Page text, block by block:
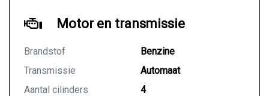
Motor en transmissie
Brandstof
Benzine
Transmissie
Automaat
Aantal cilinders
4